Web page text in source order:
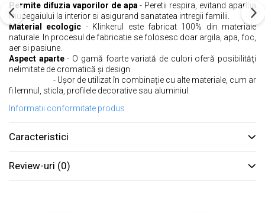
Permite difuzia vaporilor de apa - Peretii respira, evitand aparitia
mucegaiului la interior si asigurand sanatatea intregii familii.
Material ecologic - Klinkerul este fabricat 100% din materiale
naturale. In procesul de fabricatie se folosesc doar argila, apa, foc,
aer si pasiune.
Aspect aparte- O gamă foarte variată de culori oferă posibilităţi
nelimitate de cromatică şi design.
- Ușor de utilizat în combinație cu alte materiale, cum ar
fi lemnul, sticla, profilele decorative sau aluminiul.
Informatii conformitate produs
Caracteristici
Review-uri (0)